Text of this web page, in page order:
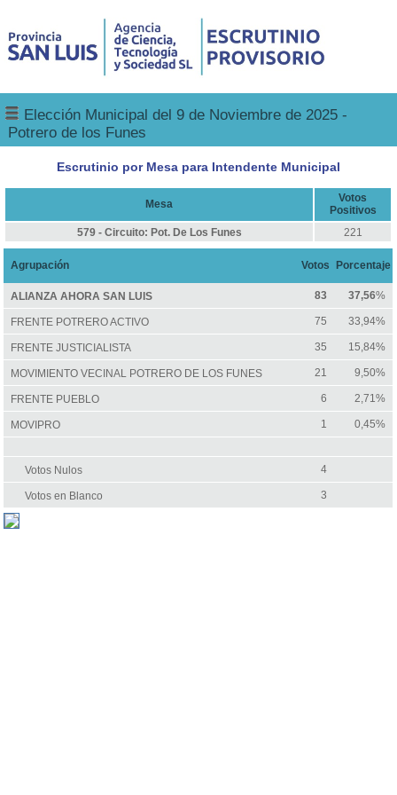
Elección Municipal del 9 de Noviembre de 2025 -
Potrero de los Funes
Escrutinio por Mesa para Intendente Municipal
Mesa
Votos
Positivos
579 - Circuito: Pot. De Los Funes
221
Agrupación Votos Porcentaje
ALIANZA AHORA SAN LUIS 83 37,56%
FRENTE POTRERO ACTIVO 75 33,94%
FRENTE JUSTICIALISTA 35 15,84%
MOVIMIENTO VECINAL POTRERO DE LOS FUNES 21 9,50%
FRENTE PUEBLO 6 2,71%
MOVIPRO 1 0,45%
Votos Nulos 4
Votos en Blanco 3